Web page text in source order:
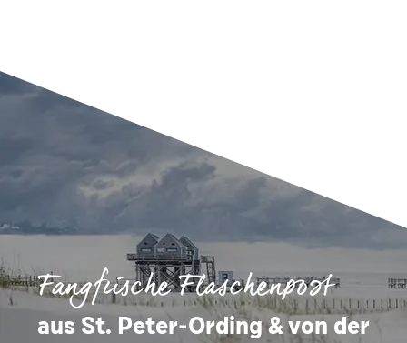
Fangfrische Flaschenpost
aus St. Peter-Ording & von der